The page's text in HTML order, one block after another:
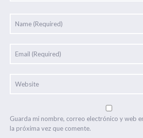
Guarda mi nombre, correo electrónico y web
la próxima vez que comente.